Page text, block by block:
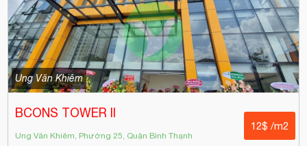
Ung Văn Khiêm
BCONS TOWER II
Ung Văn Khiêm, Phường 25, Quận Bình Thạnh
12$ /m2